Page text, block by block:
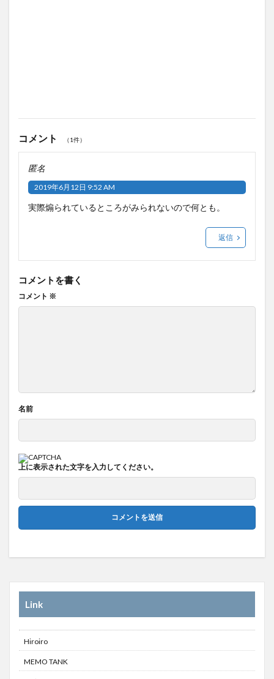
コメント （1件）
匿名
2019年6月12日 9:52 AM
実際煽られているところがみられないので何とも。
返信
コメントを書く
コメント ※
名前
上に表示された文字を入力してください。
Link
Hiroiro
MEMO TANK